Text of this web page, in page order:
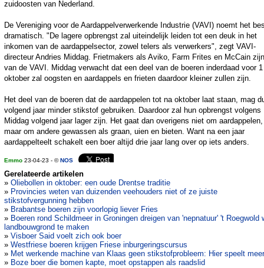
zuidoosten van Nederland.
De Vereniging voor de Aardappelverwerkende Industrie (VAVI) noemt het
dramatisch. "De lagere opbrengst zal uiteindelijk leiden tot een deuk in het
inkomen van de aardappelsector, zowel telers als verwerkers", zegt VAVI-
directeur Andries Middag. Frietmakers als Aviko, Farm Frites en McCain
van de VAVI. Middag verwacht dat een deel van de boeren inderdaad voor 1
oktober zal oogsten en aardappels en frieten daardoor kleiner zullen zijn.
Het deel van de boeren dat de aardappelen tot na oktober laat staan, mag
volgend jaar minder stikstof gebruiken. Daardoor zal hun opbrengst volgens
Middag volgend jaar lager zijn. Het gaat dan overigens niet om aardappelen,
maar om andere gewassen als graan, uien en bieten. Want na een jaar
aardappelteelt schakelt een boer altijd drie jaar lang over op iets anders.
Emmo 23-04-23 - ©NOS
Gerelateerde artikelen
» Oliebollen in oktober: een oude Drentse traditie
» Provincies weten van duizenden veehouders niet of ze juiste
stikstofvergunning hebben
» Brabantse boeren zijn voorlopig liever Fries
» Boeren rond Schildmeer in Groningen dreigen van 'nepnatuur' 't Roegwold
landbouwgrond te maken
» Visboer Said voelt zich ook boer
» Westfriese boeren krijgen Friese inburgeringscursus
» Met werkende machine van Klaas geen stikstofprobleem: Hier speelt meer
» Boze boer die bomen kapte, moet opstappen als raadslid